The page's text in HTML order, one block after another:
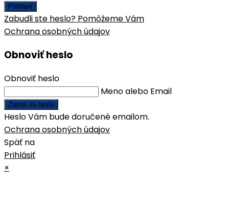
Prihlásiť
Zabudli ste heslo? Pomôžeme Vám
Ochrana osobných údajov
Obnoviť heslo
Obnoviť heslo
Meno alebo Email
Zaslať mi heslo
Heslo Vám bude doručené emailom.
Ochrana osobných údajov
Späť na
Prihlásiť
×